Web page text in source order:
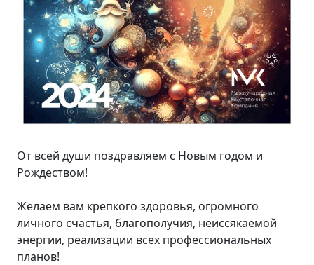
От всей души поздравляем с Новым годом и
Рождеством!
Желаем вам крепкого здоровья, огромного
личного счастья, благополучия, неиссякаемой
энергии, реализации всех профессиональных
планов!